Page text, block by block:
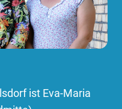
ist Eva-Maria